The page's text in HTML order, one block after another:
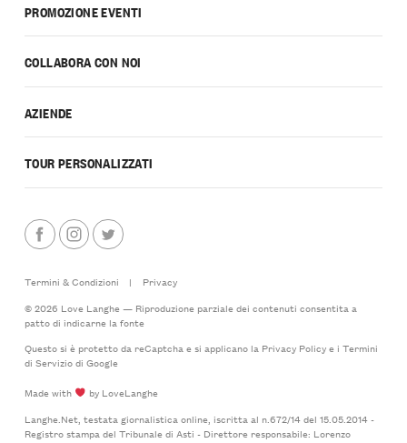
PROMOZIONE EVENTI
COLLABORA CON NOI
AZIENDE
TOUR PERSONALIZZATI
Termini & Condizioni |
Privacy
© 2026 Love Langhe — Riproduzione parziale dei contenuti consentita a
patto di indicarne la fonte
Questo si è protetto da reCaptcha e si applicano la Privacy Policye i Termini
di Serviziodi Google
Made with
by LoveLanghe
Langhe.Net, testata giornalistica online, iscritta al n.672/14 del 15.05.2014 -
Registro stampa del Tribunale di Asti - Direttore responsabile: Lorenzo